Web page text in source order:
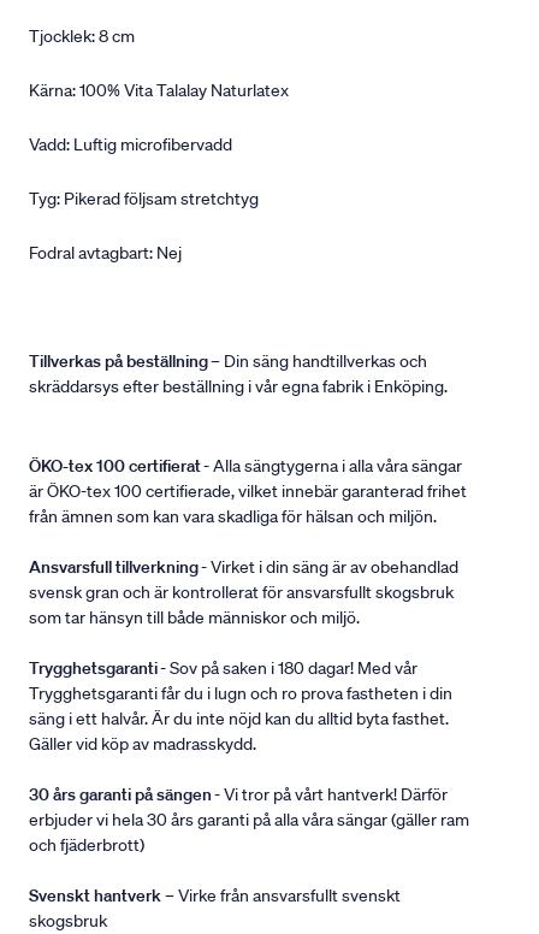
Tjocklek: 8 cm
Kärna: 100% Vita Talalay Naturlatex
Vadd: Luftig microfibervadd
Tyg: Pikerad följsam stretchtyg
Fodral avtagbart: Nej
Tillverkas på beställning– Din säng handtillverkas och
skräddarsys efter beställning i vår egna fabrik i Enköping.
ÖKO-tex 100 certifierat- Alla sängtygerna i alla våra sängar
är ÖKO-tex 100 certifierade, vilket innebär garanterad frihet
från ämnen som kan vara skadliga för hälsan och miljön.
Ansvarsfull tillverkning- Virket i din säng är av obehandlad
svensk gran och är kontrollerat för ansvarsfullt skogsbruk
som tar hänsyn till både människor och miljö.
Trygghetsgaranti- Sov på saken i 180 dagar! Med vår
Trygghetsgaranti får du i lugn och ro prova fastheten i din
säng i ett halvår. Är du inte nöjd kan du alltid byta fasthet.
Gäller vid köp av madrasskydd.
30 års garanti på sängen- Vi tror på vårt hantverk! Därför
erbjuder vi hela 30 års garanti på alla våra sängar (gäller ram
och fjäderbrott)
Svenskt hantverk– Virke från ansvarsfullt svenskt
skogsbruk